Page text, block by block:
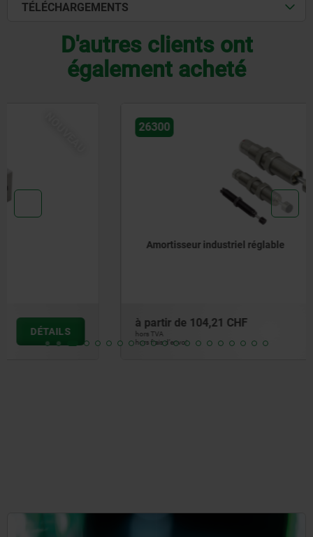
TÉLÉCHARGEMENTS
D'autres clients ont
également acheté
NOUVEAU
Amortisseur industriel réglable
à partir de 104,21 CHF
hors TVA
hors frais d’envoi